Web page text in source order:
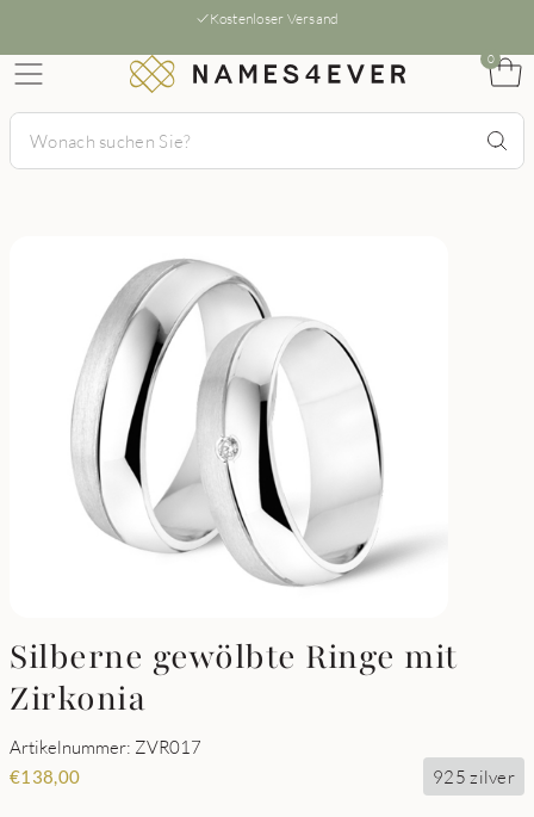
Kostenloser Versand
0
Silberne gewölbte Ringe mit
Zirkonia
Artikelnummer: ZVR017
€138,00 925 zilver